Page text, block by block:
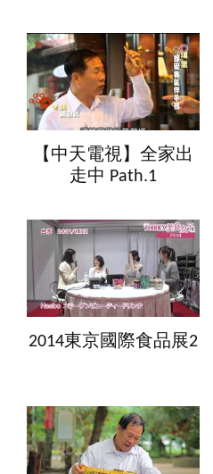
【中天電視】全家出
走中 Path.1
2014東京國際食品展2